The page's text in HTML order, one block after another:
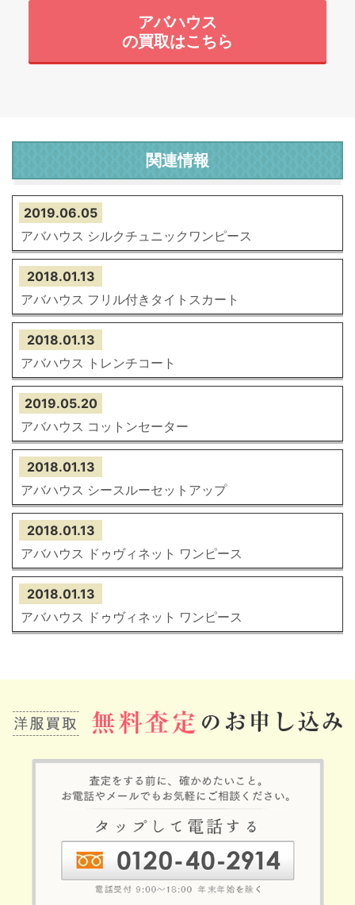
アバハウス
の買取はこちら
関連情報
2019.06.05
アバハウス シルクチュニックワンピース
2018.01.13
アバハウス フリル付きタイトスカート
2018.01.13
アバハウス トレンチコート
2019.05.20
アバハウス コットンセーター
2018.01.13
アバハウス シースルーセットアップ
2018.01.13
アバハウス ドゥヴィネット ワンピース
2018.01.13
アバハウス ドゥヴィネット ワンピース